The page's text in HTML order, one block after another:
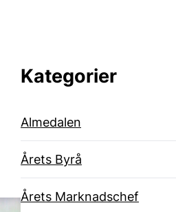
Kategorier
Almedalen
Årets Byrå
Årets Marknadschef